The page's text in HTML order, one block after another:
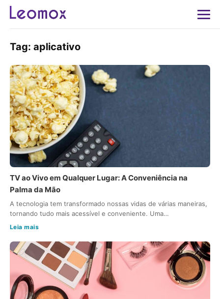
Tag: aplicativo
TV ao Vivo em Qualquer Lugar: A Conveniência na
Palma da Mão
A tecnologia tem transformado nossas vidas de várias maneiras,
tornando tudo mais acessível e conveniente. Uma…
Leia mais